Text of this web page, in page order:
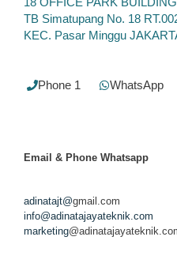
18 OFFICE PARK
TB Simatupang No. 18
KEC. Pasar Minggu
Phone 1 WhatsApp
Email & Phone Whatsapp
adinatajt@gmail.com
info@adinatajayateknik.com
marketing